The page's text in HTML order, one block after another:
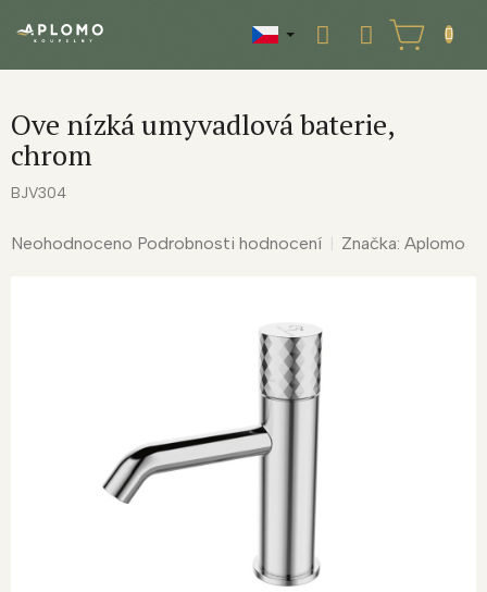
NÁKUPNÍ
KOŠÍK
Ove nízká umyvadlová baterie,
chrom
BJV304
Průměrné
Neohodnoceno Podrobnosti hodnocení Značka: Aplomo